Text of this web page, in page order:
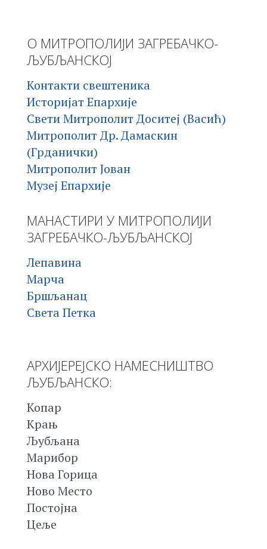
О МИТРОПОЛИЈИ ЗАГРЕБАЧКО-
ЉУБЉАНСКОЈ
Контакти свештеника
Историјат Епархије
Свети Митрополит Доситеј (Васић)
Митрополит Др. Дамаскин
(Грданички)
Митрополит Јован
Музеј Епархије
МАНАСТИРИ У МИТРОПОЛИЈИ
ЗАГРЕБАЧКО-ЉУБЉАНСКОЈ
Лепавина
Марча
Бршљанац
Света Петка
АРХИЈЕРЕЈСКО НАМЕСНИШТВО
ЉУБЉАНСКО:
Копар
Крањ
Љубљана
Марибор
Нова Горица
Ново Место
Постојна
Цеље